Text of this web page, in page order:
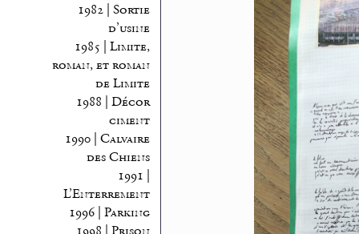
1982 | Sortie
d’usine
1985 | Limite,
roman, et roman
de Limite
1988 | Décor
ciment
1990 | Calvaire
des Chiens
1991 |
L’Enterrement
1996 | Parking